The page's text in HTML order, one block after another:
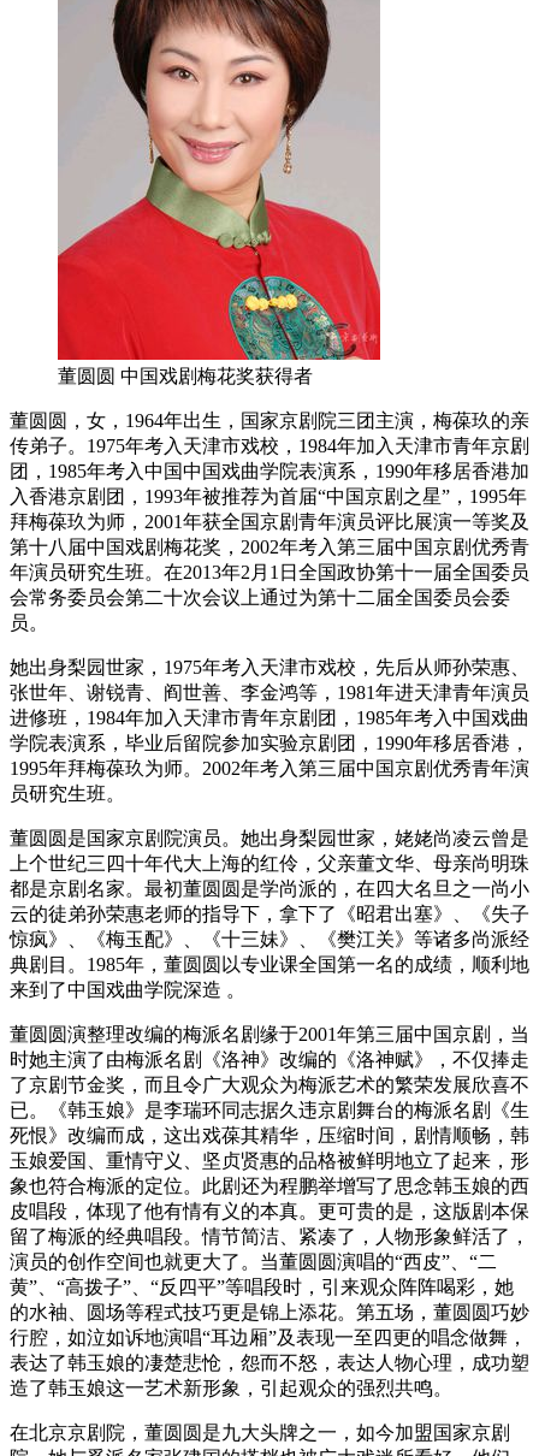
董圆圆 中国戏剧梅花奖获得者
董圆圆，女，1964年出生，国家京剧院三团主演，梅葆玖的亲
传弟子。1975年考入天津市戏校，1984年加入天津市青年京剧
团，1985年考入中国中国戏曲学院表演系，1990年移居香港加
入香港京剧团，1993年被推荐为首届“中国京剧之星”，1995年
拜梅葆玖为师，2001年获全国京剧青年演员评比展演一等奖及
第十八届中国戏剧梅花奖，2002年考入第三届中国京剧优秀青
年演员研究生班。在2013年2月1日全国政协第十一届全国委员
会常务委员会第二十次会议上通过为第十二届全国委员会委
员。
她出身梨园世家，1975年考入天津市戏校，先后从师孙荣惠、
张世年、谢锐青、阎世善、李金鸿等，1981年进天津青年演员
进修班，1984年加入天津市青年京剧团，1985年考入中国戏曲
学院表演系，毕业后留院参加实验京剧团，1990年移居香港，
1995年拜梅葆玖为师。2002年考入第三届中国京剧优秀青年演
员研究生班。
董圆圆是国家京剧院演员。她出身梨园世家，姥姥尚凌云曾是
上个世纪三四十年代大上海的红伶，父亲董文华、母亲尚明珠
都是京剧名家。最初董圆圆是学尚派的，在四大名旦之一尚小
云的徒弟孙荣惠老师的指导下，拿下了《昭君出塞》、《失子
惊疯》、《梅玉配》、《十三妹》、《樊江关》等诸多尚派经
典剧目。1985年，董圆圆以专业课全国第一名的成绩，顺利地
来到了中国戏曲学院深造 。
董圆圆演整理改编的梅派名剧缘于2001年第三届中国京剧，当
时她主演了由梅派名剧《洛神》改编的《洛神赋》，不仅捧走
了京剧节金奖，而且令广大观众为梅派艺术的繁荣发展欣喜不
已。《韩玉娘》是李瑞环同志据久违京剧舞台的梅派名剧《生
死恨》改编而成，这出戏葆其精华，压缩时间，剧情顺畅，韩
玉娘爱国、重情守义、坚贞贤惠的品格被鲜明地立了起来，形
象也符合梅派的定位。此剧还为程鹏举增写了思念韩玉娘的西
皮唱段，体现了他有情有义的本真。更可贵的是，这版剧本保
留了梅派的经典唱段。情节简洁、紧凑了，人物形象鲜活了，
演员的创作空间也就更大了。当董圆圆演唱的“西皮”、“二
黄”、“高拨子”、“反四平”等唱段时，引来观众阵阵喝彩，她
的水袖、圆场等程式技巧更是锦上添花。第五场，董圆圆巧妙
行腔，如泣如诉地演唱“耳边厢”及表现一至四更的唱念做舞，
表达了韩玉娘的凄楚悲怆，怨而不怒，表达人物心理，成功塑
造了韩玉娘这一艺术新形象，引起观众的强烈共鸣。
在北京京剧院，董圆圆是九大头牌之一，如今加盟国家京剧